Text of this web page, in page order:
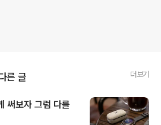
른 글 더보기
써보자 그럼 다를